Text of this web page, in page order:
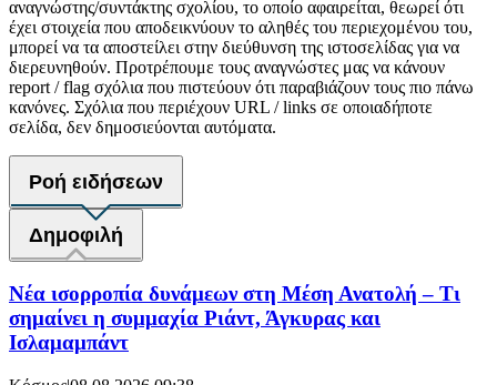
αναγνώστης/συντάκτης σχολίου, το οποίο αφαιρείται, θεωρεί ότι
έχει στοιχεία που αποδεικνύουν το αληθές του περιεχομένου του,
μπορεί να τα αποστείλει στην διεύθυνση της ιστοσελίδας για να
διερευνηθούν. Προτρέπουμε τους αναγνώστες μας να κάνουν
report / flag σχόλια που πιστεύουν ότι παραβιάζουν τους πιο πάνω
κανόνες. Σχόλια που περιέχουν URL / links σε οποιαδήποτε
σελίδα, δεν δημοσιεύονται αυτόματα.
Ροή ειδήσεων
Δημοφιλή
Νέα ισορροπία δυνάμεων στη Μέση Ανατολή – Τι
σημαίνει η συμμαχία Ριάντ, Άγκυρας και
Ισλαμαμπάντ